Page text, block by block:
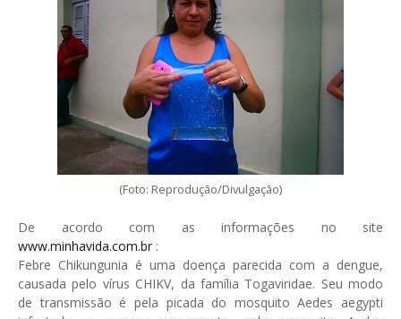
(Foto: Reprodução/Divulgação)
De acordo com as informações no site
www.minhavida.com.br :
Febre Chikungunia é uma doença parecida com a dengue,
causada pelo vírus CHIKV, da família Togaviridae. Seu modo
de transmissão é pela picada do mosquito Aedes aegypti